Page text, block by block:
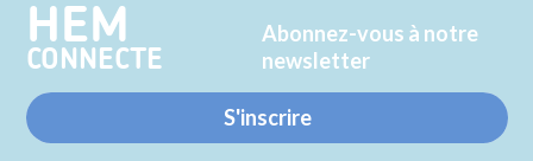
HEM
CONNECTE
Abonnez-vous à notre
newsletter
S'inscrire